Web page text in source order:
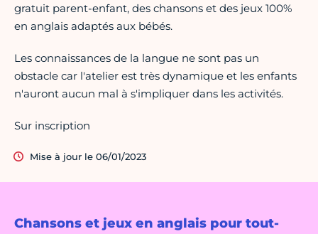
Chansons et jeux en anglais pour tout-
gratuit parent-enfant, des chansons et des jeux 100%
en anglais adaptés aux bébés.
Les connaissances de la langue ne sont pas un
obstacle car l'atelier est très dynamique et les enfants
n'auront aucun mal à s'impliquer dans les activités.
Sur inscription
Mise à jour le 06/01/2023